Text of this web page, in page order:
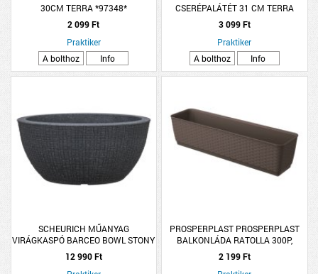
30CM TERRA *97348*
2 099 Ft
Praktiker
A bolthoz
Info
CSERÉPALÁTÉT 31 CM TERRA
3 099 Ft
Praktiker
A bolthoz
Info
SCHEURICH MŰANYAG
VIRÁGKASPÓ BARCEO BOWL STONY
BLACK (297) 40CM FEKETE SZÍNŰ
12 990 Ft
PROSPERPLAST PROSPERPLAST
BALKONLÁDA RATOLLA 300P,
MŰANYAG 11.9X12.6X29.3 CM,
BARNA SZÍNBEN
2 199 Ft